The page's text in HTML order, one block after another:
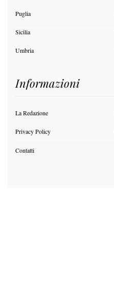
Puglia
Sicilia
Umbria
Informazioni
La Redazione
Privacy Policy
Contatti